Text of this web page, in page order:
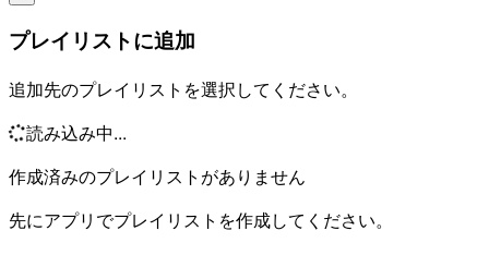
プレイリストに追加
追加先のプレイリストを選択してください。
読み込み中...
作成済みのプレイリストがありません
先にアプリでプレイリストを作成してください。